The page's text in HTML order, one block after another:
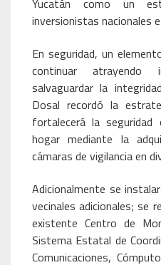
Yucatán como un
inversionistas nacionales
En seguridad, un
continuar atrayendo
salvaguardar la
Dosal recordó la
fortalecerá la seguridad
hogar mediante la
cámaras de vigilancia en
Adicionalmente se
vecinales adicionales; se
existente Centro de
Sistema Estatal de
Comunicaciones,